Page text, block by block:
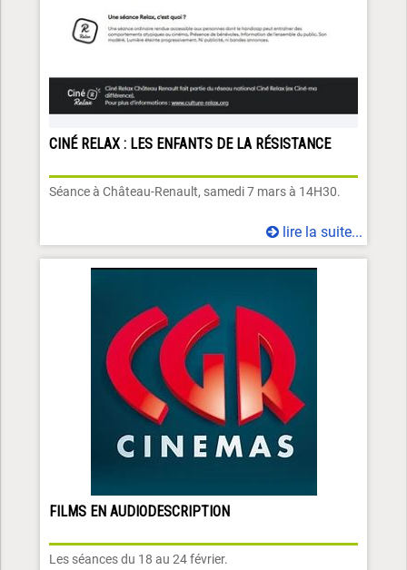
CINÉ RELAX : LES ENFANTS DE LA RÉSISTANCE
Séance à Château-Renault, samedi 7 mars à 14H30.
lire la suite...
FILMS EN AUDIODESCRIPTION
Les séances du 18 au 24 février.